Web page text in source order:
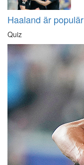
Haaland är populär
Quiz